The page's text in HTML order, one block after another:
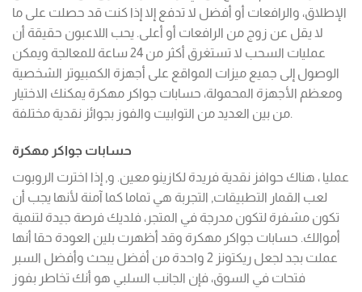
الإطلاق، والرافعات أو أفضل لا تدفع إلا إذا كنت قد حصلت على ما
لا يقل عن زوج من الرافعات أو أعلى. يحب اللاعبون حقيقة أن
عمليات السحب لا تستغرق أكثر من 24 ساعة للمعالجة ويمكن
الوصول إلى جميع ميزات المواقع على أجهزة الكمبيوتر الشخصية
ومعظم الأجهزة المحمولة، حسابات جواكر مهكرة يمكنك الاختيار
من بين العديد من التوابيت والفوز بجوائز نقدية مختلفة.
حسابات جواكر مهكرة
عمليا ، هناك حوافز نقدية فريدة لكازينو معين. و, إذا اخترت الروبوت
لعب القمار التطبيقات, التجربة هي تماما كما آمنة لأنها يجب أن
تكون مشفرة لتكون مدرجة في المتجر، فلديك فرصة جيدة لتنمية
أموالك. حسابات جواكر مهكرة وقد أظهرت بلين العودة حقا أنها
عملت بجد لجعل ريكتونز 2 واحدة من أفضل يبحث وأفضل السبر
فتحات في السوق، فإن الجانب السلبي هو أنك تخاطر بفوز